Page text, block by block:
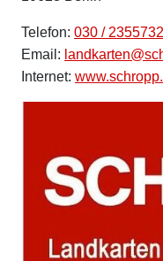
Telefon: 030 /
Email:
Internet: